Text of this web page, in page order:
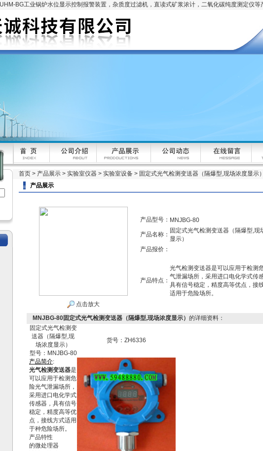
BG工业锅炉水位显示控制报警装置，杂质度过滤机，直读式矿浆浓计，二氧化碳纯度测定仪等
首页 > 产品展示 > 实验室仪器 > 实验室设备 > 固定式光气检测变送器（隔爆型,现场浓度显示）
产品展示
点击放大
产品型号： MNJBG-80
产品名称：
固定式光气检测变送器（隔爆型,现
显示）
产品报价：
产品特点：
光气检测变送器是可以应用于检测
气泄漏场所，采用进口电化学式传
具有信号稳定，精度高等优点，接
适用于危险场所。
MNJBG-80固定式光气检测变送器（隔爆型,现场浓度显示） 的详细资料：
固定式光气检测变
送器（隔爆型,现
场浓度显示）
型号：MNJBG-80
货号：ZH6336
产品简介:
光气检测变送器是
可以应用于检测危
险光气泄漏场所，
采用进口电化学式
传感器，具有信号
稳定，精度高等优
点，接线方式适用
于种危险场所。
产品特性
的微处理器